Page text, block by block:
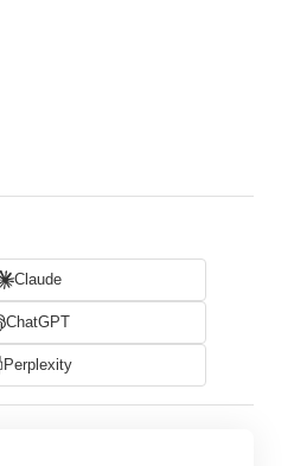
Claude
ChatGPT
Perplexity